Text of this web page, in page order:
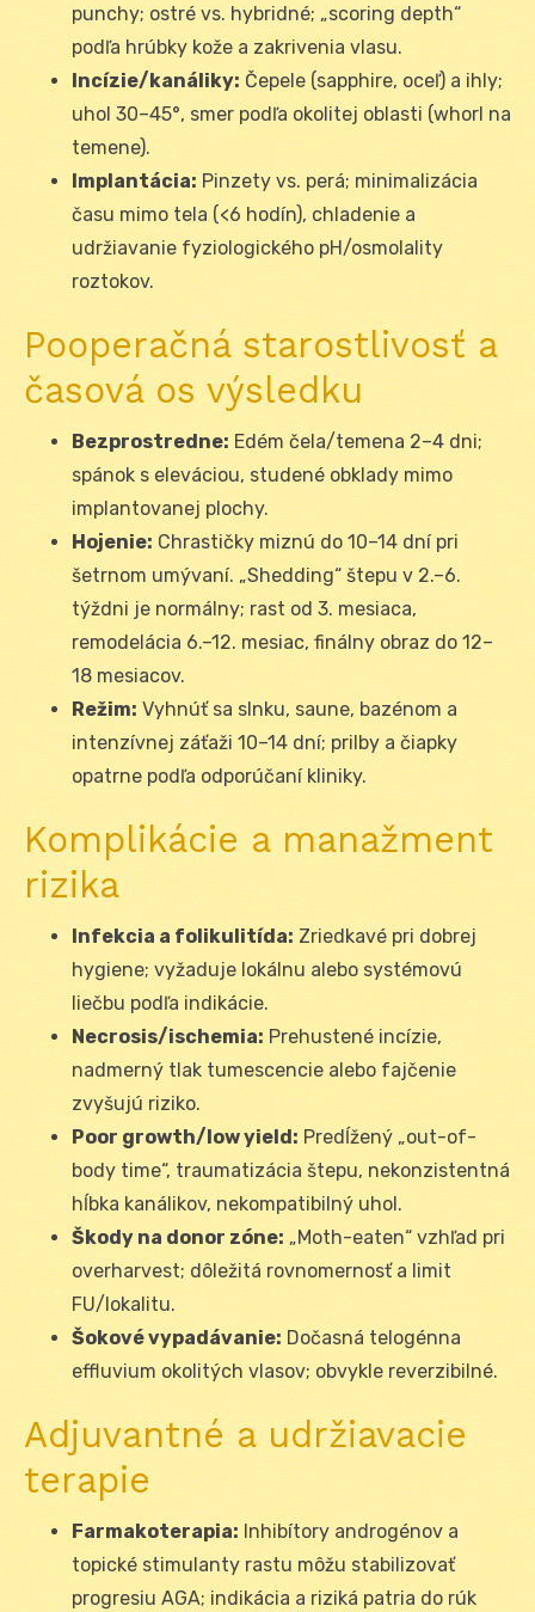
punchy; ostré vs. hybridné; „scoring depth“
podľa hrúbky kože a zakrivenia vlasu.
Incízie/kanáliky: Čepele (sapphire, oceľ) a ihly;
uhol 30–45°, smer podľa okolitej oblasti (whorl na
temene).
Implantácia: Pinzety vs. perá; minimalizácia
času mimo tela (<6 hodín), chladenie a
udržiavanie fyziologického pH/osmolality
roztokov.
Pooperačná starostlivosť a
časová os výsledku
Bezprostredne: Edém čela/temena 2–4 dni;
spánok s eleváciou, studené obklady mimo
implantovanej plochy.
Hojenie: Chrastičky miznú do 10–14 dní pri
šetrnom umývaní. „Shedding“ štepu v 2.–6.
týždni je normálny; rast od 3. mesiaca,
remodelácia 6.–12. mesiac, finálny obraz do 12–
18 mesiacov.
Režim: Vyhnúť sa slnku, saune, bazénom a
intenzívnej záťaži 10–14 dní; prilby a čiapky
opatrne podľa odporúčaní kliniky.
Komplikácie a manažment
rizika
Infekcia a folikulitída: Zriedkavé pri dobrej
hygiene; vyžaduje lokálnu alebo systémovú
liečbu podľa indikácie.
Necrosis/ischemia: Prehustené incízie,
nadmerný tlak tumescencie alebo fajčenie
zvyšujú riziko.
Poor growth/low yield: Predĺžený „out-of-
body time“, traumatizácia štepu, nekonzistentná
hĺbka kanálikov, nekompatibilný uhol.
Škody na donor zóne: „Moth-eaten“ vzhľad pri
overharvest; dôležitá rovnomernosť a limit
FU/lokalitu.
Šokové vypadávanie: Dočasná telogénna
effluvium okolitých vlasov; obvykle reverzibilné.
Adjuvantné a udržiavacie
terapie
Farmakoterapia: Inhibítory androgénov a
topické stimulanty rastu môžu stabilizovať
progresiu AGA; indikácia a riziká patria do rúk